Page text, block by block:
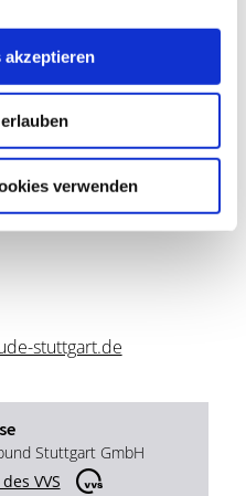
akzeptieren
verwenden
im Kunstgebäude
Infos zur StuttCard
stuttgart.de
Stuttgart GmbH
VVS